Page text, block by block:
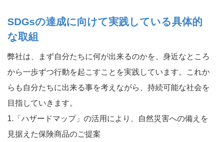
SDGsの達成に向けて実践している具体的
な取組
弊社は、まず自分たちに何が出来るのかを、身近なところ
から一歩ずつ行動を起こすことを実践しています。これか
らも自分たちに出来る事を考えながら、持続可能な社会を
目指していきます。
1.「ハザードマップ」の活用により、自然災害への備えを
見据えた保険商品のご提案